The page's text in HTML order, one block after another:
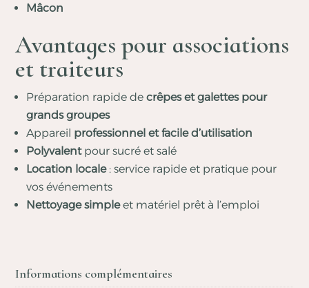
Mâcon
Avantages pour associations
et traiteurs
Préparation rapide decrêpes et galettes pour
grands groupes
Appareil professionnel et facile d’utilisation
Polyvalentpour sucré et salé
Location locale: service rapide et pratique pour
vos événements
Nettoyage simpleet matériel prêt à l’emploi
Informations complémentaires